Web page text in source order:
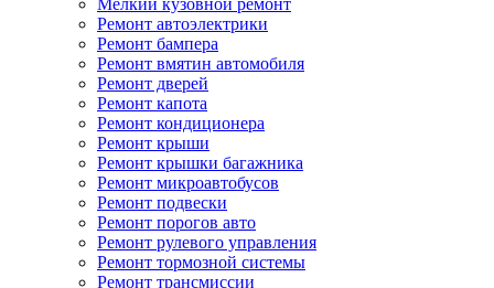
Мелкий кузовной ремонт
Ремонт автоэлектрики
Ремонт бампера
Ремонт вмятин автомобиля
Ремонт дверей
Ремонт капота
Ремонт кондиционера
Ремонт крыши
Ремонт крышки багажника
Ремонт микроавтобусов
Ремонт подвески
Ремонт порогов авто
Ремонт рулевого управления
Ремонт тормозной системы
Ремонт трансмиссии